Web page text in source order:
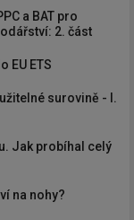
a BAT pro
2. část
EU ETS
surovině - I.
Jak probíhal celý
na nohy?